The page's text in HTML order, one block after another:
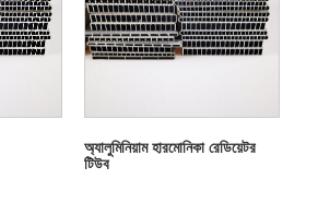
অ্যালুমিনিয়াম হারমোনিকা রেডিয়েটর
টিউব